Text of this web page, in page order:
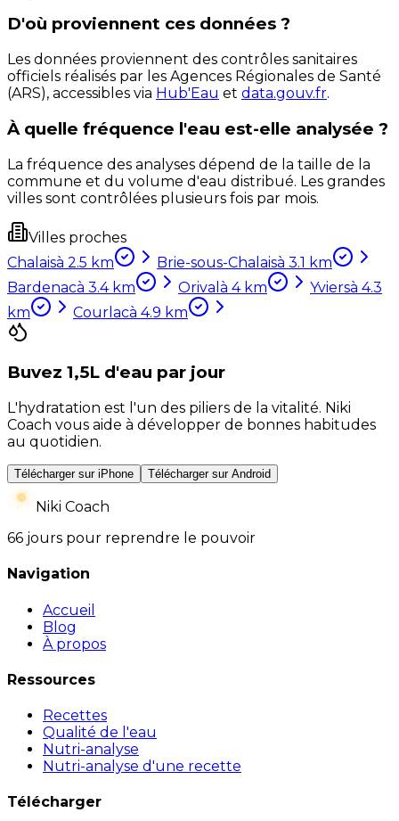
D'où proviennent ces données ?
Les données proviennent des contrôles sanitaires
officiels réalisés par les Agences Régionales de Santé
(ARS), accessibles via Hub'Eau et data.gouv.fr.
À quelle fréquence l'eau est-elle analysée ?
La fréquence des analyses dépend de la taille de la
commune et du volume d'eau distribué. Les grandes
villes sont contrôlées plusieurs fois par mois.
Villes proches
Chalaisà 2.5 km Brie-sous-Chalaisà 3.1 km
Bardenacà 3.4km Orival à 4km Yviersà 4.3
km
Courlacà 4.9 km
Buvez 1,5L d'eau par jour
L'hydratation est l'un des piliers de la vitalité. Niki
Coach vous aide à développer de bonnes habitudes
au quotidien.
Télécharger sur iPhone Télécharger sur Android
Niki Coach
66 jours pour reprendre le pouvoir
Navigation
Accueil
Blog
À propos
Ressources
Recettes
Qualité de l'eau
Nutri-analyse
Nutri-analyse d'une recette
Télécharger